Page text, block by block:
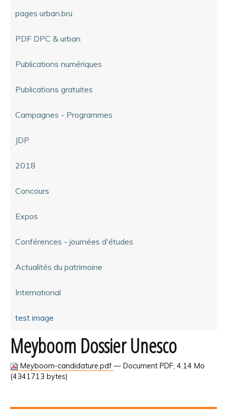
pages urban.bru
PDF DPC & urban
Publications numériques
Publications gratuites
Campagnes - Programmes
JDP
2018
Concours
Expos
Conférences - journées d'études
Actualités du patrimoine
International
test image
Meyboom Dossier Unesco
Meyboom-candidature.pdf — Document PDF, 4.14 Mo
(4341713 bytes)